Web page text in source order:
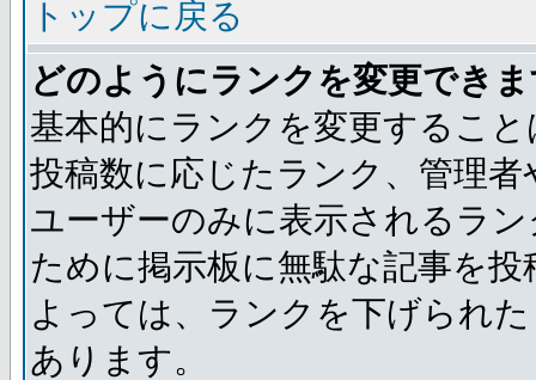
トップに戻る
どのようにランクを変更でき
基本的にランクを変更するこ
投稿数に応じたランク、管理
ユーザーのみに表示されるラ
ために掲示板に無駄な記事を
よっては、ランクを下げられ
あります。